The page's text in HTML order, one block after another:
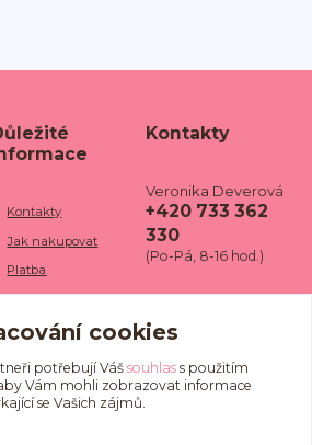
Kontakty
Jak nakupovat
Platba
Doba dodání
Doprava
Obchodní podmínky
Ochrana osobních
Kontakty
Veronika Deverová
+420 733 362
330
(Po-Pá, 8-16 hod.)
we.cz
cookies
potřebují Váš souhlass použitím
Vám mohli zobrazovat informace
se Vašich zájmů.